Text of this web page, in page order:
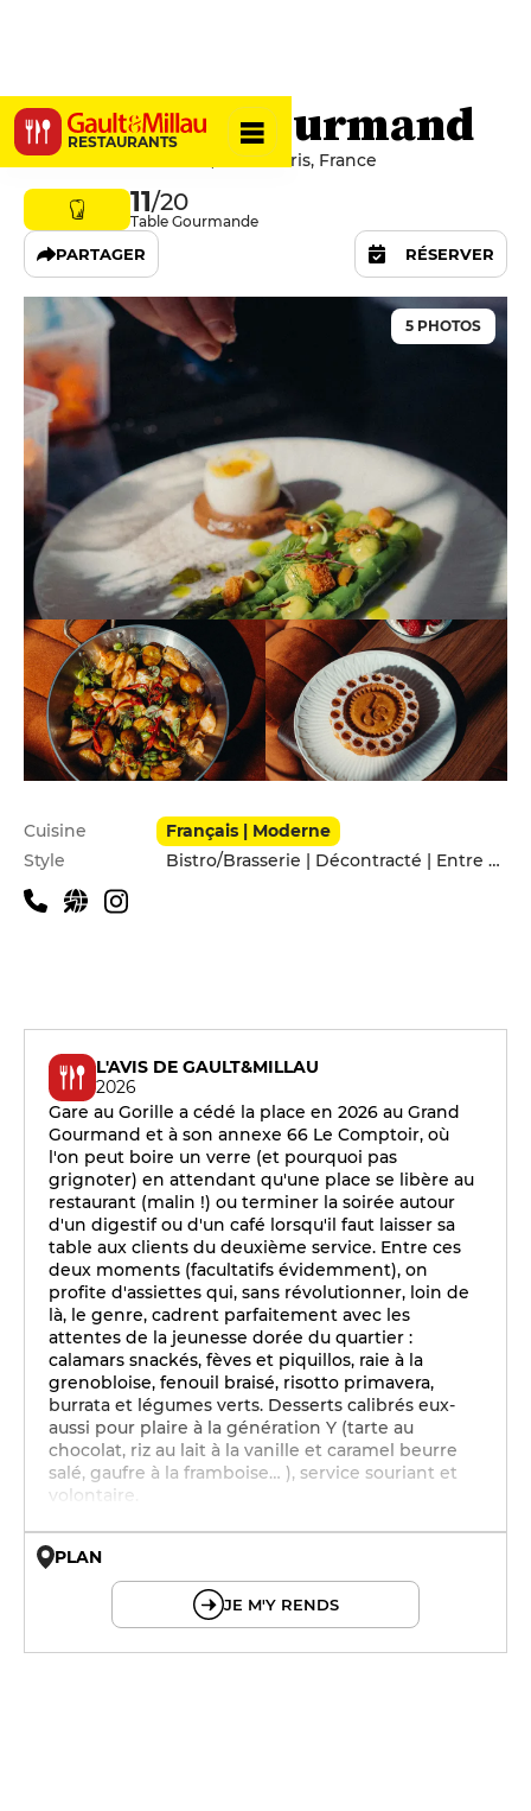
RESTAURANTS
Le Grand Gourmand
66-68 Rue des Dames, 75017 Paris, France
11/20
Table Gourmande
PARTAGER RÉSERVER
5 PHOTOS
Infos pratiques
Cuisine
Français | Moderne
Style
Bistro/Brasserie | Décontracté | Entre amis
L'AVIS DE GAULT&MILLAU
2026
Gare au Gorille a cédé la place en 2026 au Grand
Gourmand et à son annexe 66 Le Comptoir, où
l'on peut boire un verre (et pourquoi pas
grignoter) en attendant qu'une place se libère au
restaurant (malin !) ou terminer la soirée autour
d'un digestif ou d'un café lorsqu'il faut laisser sa
table aux clients du deuxième service. Entre ces
deux moments (facultatifs évidemment), on
profite d'assiettes qui, sans révolutionner, loin de
là, le genre, cadrent parfaitement avec les
attentes de la jeunesse dorée du quartier :
calamars snackés, fèves et piquillos, raie à la
grenobloise, fenouil braisé, risotto primavera,
burrata et légumes verts. Desserts calibrés eux-
aussi pour plaire à la génération Y (tarte au
chocolat, riz au lait à la vanille et caramel beurre
salé, gaufre à la framboise… ), service souriant et
volontaire.
PLAN
JE M'Y RENDS